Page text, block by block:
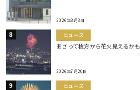
2026年8月3日
ニュース
あさって枚方から花火見えるかも
2026年7月20日
ニュース